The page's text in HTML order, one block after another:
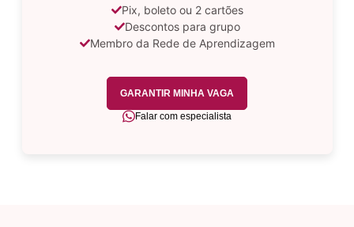
Pix, boleto ou 2 cartões
Descontos para grupo
Membro da Rede de Aprendizagem
GARANTIR MINHA VAGA
Falar com especialista